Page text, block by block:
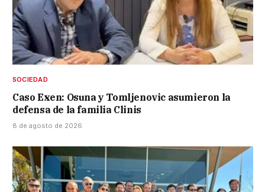
SOCIEDAD
Caso Exen: Osuna y Tomljenovic asumieron la
defensa de la familia Clinis
8 de agosto de 2026